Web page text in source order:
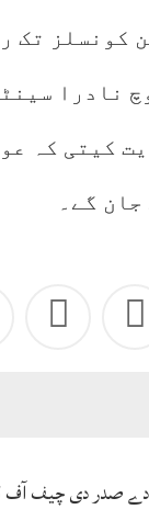
کونسلز تک
6وڈھے شہراں وچ
کیتی کہ
گے۔
دے صدر دی چیف آف